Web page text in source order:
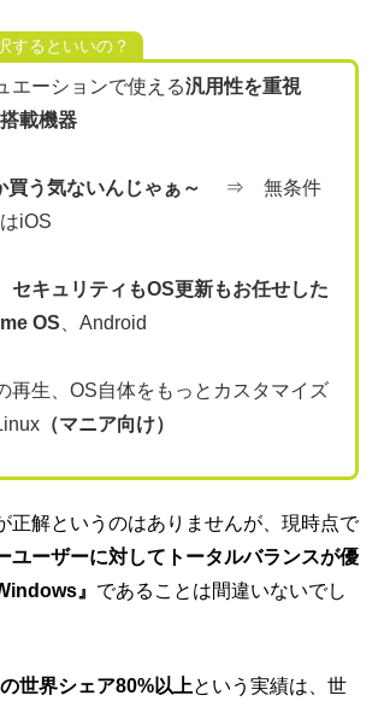
するといいの？
エーションで使える汎用性を重視
載機器
う気ないんじゃぁ～
⇒ 無条件
iOS
セキュリティもOS更新もお任せした
OS 、Android
再生、OS自体をもっとカスタマイズ
（マニア向け）
正解というのはありませんが、現時点で
ユーザーに対してトータルバランスが優
』 であることは間違いないでし
世界シェア80%以上という実績は、世